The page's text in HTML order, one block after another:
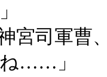
宮司軍曹
……」